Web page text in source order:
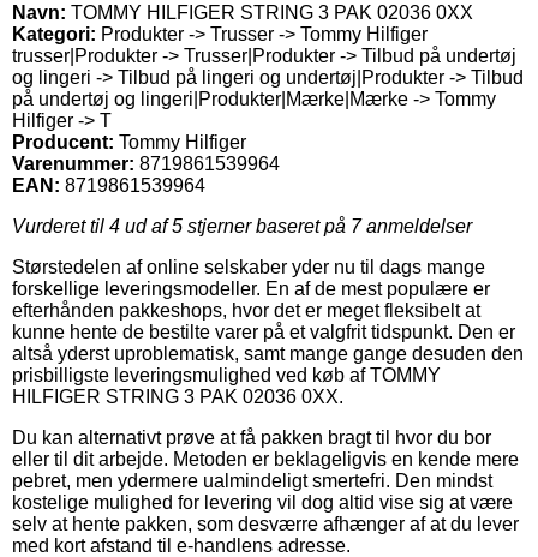
Navn: TOMMY HILFIGER STRING 3 PAK 02036 0XX
Kategori: Produkter -> Trusser -> Tommy Hilfiger
trusser|Produkter -> Trusser|Produkter -> Tilbud på undertøj
og lingeri -> Tilbud på lingeri og undertøj|Produkter -> Tilbud
på undertøj og lingeri|Produkter|Mærke|Mærke -> Tommy
Hilfiger -> T
Producent: Tommy Hilfiger
Varenummer: 8719861539964
EAN: 8719861539964
Vurderet til 4 ud af 5 stjerner baseret på 7anmeldelser
Størstedelen af online selskaber yder nu til dags mange
forskellige leveringsmodeller. En af de mest populære er
efterhånden pakkeshops, hvor det er meget fleksibelt at
kunne hente de bestilte varer på et valgfrit tidspunkt. Den er
altså yderst uproblematisk, samt mange gange desuden den
prisbilligste leveringsmulighed ved køb af TOMMY
HILFIGER STRING 3 PAK 02036 0XX.
Du kan alternativt prøve at få pakken bragt til hvor du bor
eller til dit arbejde. Metoden er beklageligvis en kende mere
pebret, men ydermere ualmindeligt smertefri. Den mindst
kostelige mulighed for levering vil dog altid vise sig at være
selv at hente pakken, som desværre afhænger af at du lever
med kort afstand til e-handlens adresse.